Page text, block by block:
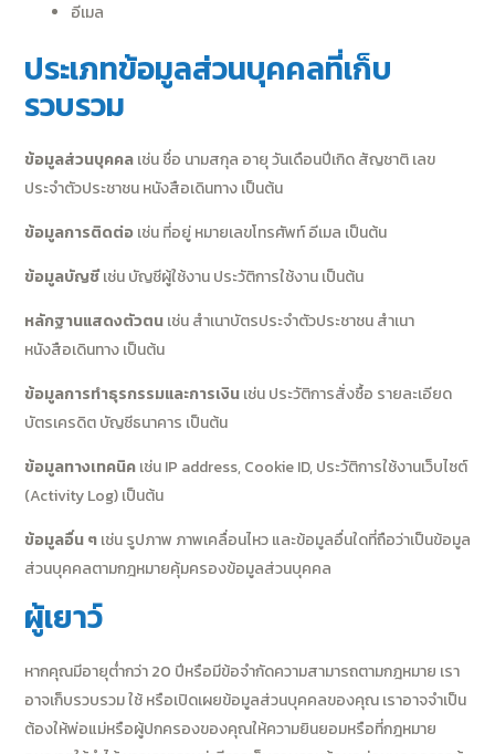
อีเมล
ประเภทข้อมูลส่วนบุคคลที่เก็บ
รวบรวม
ข้อมูลส่วนบุคคลเช่น ชื่อ นามสกุล อายุ วันเดือนปีเกิด สัญชาติ เลข
ประจำตัวประชาชน หนังสือเดินทาง เป็นต้น
ข้อมูลการติดต่อเช่น ที่อยู่ หมายเลขโทรศัพท์ อีเมล เป็นต้น
ข้อมูลบัญชีเช่น บัญชีผู้ใช้งาน ประวัติการใช้งาน เป็นต้น
หลักฐานแสดงตัวตนเช่น สำเนาบัตรประจำตัวประชาชน สำเนา
หนังสือเดินทาง เป็นต้น
ข้อมูลการทำธุรกรรมและการเงินเช่น ประวัติการสั่งซื้อ รายละเอียด
บัตรเครดิต บัญชีธนาคาร เป็นต้น
ข้อมูลทางเทคนิคเช่น IP address, Cookie ID, ประวัติการใช้งานเว็บไซต์
(Activity Log) เป็นต้น
ข้อมูลอื่น ๆเช่น รูปภาพ ภาพเคลื่อนไหว และข้อมูลอื่นใดที่ถือว่าเป็นข้อมูล
ส่วนบุคคลตามกฎหมายคุ้มครองข้อมูลส่วนบุคคล
ผู้เยาว์
หากคุณมีอายุต่ำกว่า 20 ปีหรือมีข้อจำกัดความสามารถตามกฎหมาย เรา
อาจเก็บรวบรวม ใช้ หรือเปิดเผยข้อมูลส่วนบุคคลของคุณ เราอาจจำเป็น
ต้องให้พ่อแม่หรือผู้ปกครองของคุณให้ความยินยอมหรือที่กฎหมาย